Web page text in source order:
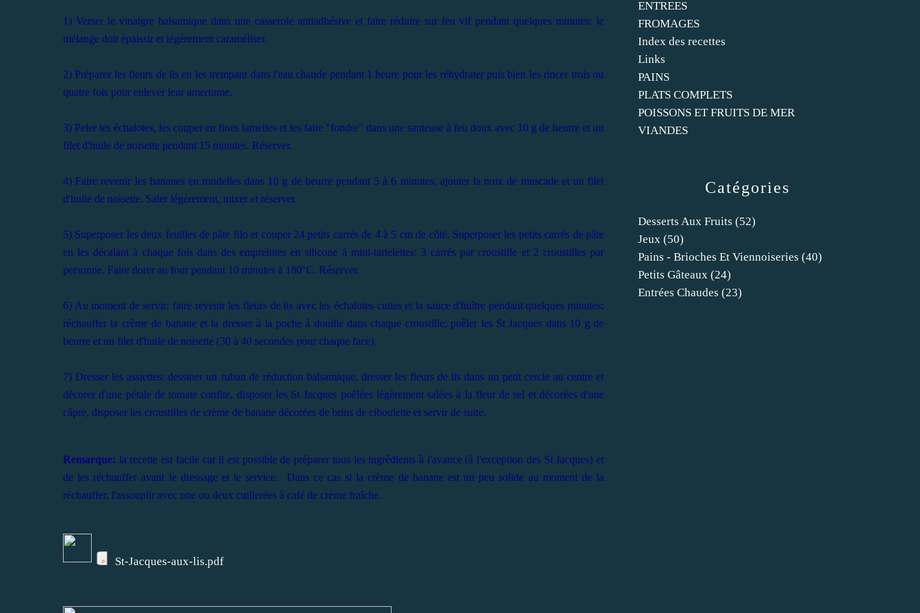
1) Verser le vinaigre balsamique dans une casserole antiadhésive et faire réduire sur feu vif pendant quelques minutes: le
mélange doit épaissir et légèrement caraméliser.
2) Préparer les fleurs de lis en les trempant dans l'eau chaude pendant 1 heure pour les réhydrater puis bien les rincer trois ou
quatre fois pour enlever leur amertume.
3) Peler les échalotes, les couper en fines lamelles et les faire "fondre" dans une sauteuse à feu doux avec 10 g de beurre et un
filet d'huile de noisette pendant 15 minutes. Réserver.
4) Faire revenir les bananes en rondelles dans 10 g de beurre pendant 5 à 6 minutes, ajouter la noix de muscade et un filet
d'huile de noisette. Saler légèrement, mixer et réserver.
5) Superposer les deux feuilles de pâte filo et couper 24 petits carrés de 4 à 5 cm de côté. Superposer les petits carrés de pâte
en les décalant à chaque fois dans des empreintes en silicone à mini-tartelettes: 3 carrés par croustille et 2 croustilles par
personne. Faire dorer au four pendant 10 minutes à 180°C. Réserver.
6) Au moment de servir: faire revenir les fleurs de lis avec les échalotes cuites et la sauce d'huître pendant quelques minutes;
réchauffer la crème de banane et la dresser à la poche à douille dans chaque croustille; poêler les St Jacques dans 10 g de
beurre et un filet d'huile de noisette (30 à 40 secondes pour chaque face).
7) Dresser les assiettes: dessiner un ruban de réduction balsamique, dresser les fleurs de lis dans un petit cercle au centre et
décorer d'une pétale de tomate confite, disposer les St Jacques poêlées légèrement salées à la fleur de sel et décorées d'une
câpre, disposer les croustilles de crème de banane décorées de brins de ciboulette et servir de suite.
Remarque: la recette est facile car il est possible de préparer tous les ingrédients à l'avance (à l'exception des St Jacques) et
de les réchauffer avant le dressage et le service. Dans ce cas si la crème de banane est un peu solide au moment de la
réchauffer, l'assouplir avec une ou deux cuillerées à café de crème fraîche.
St-Jacques-aux-lis.pdf
Catégories
Desserts Aux Fruits (52)
Jeux (50)
Pains - Brioches Et Viennoiseries (40)
Petits Gâteaux (24)
Entrées Chaudes (23)
ENTREES
FROMAGES
Index des recettes
Links
PAINS
PLATS COMPLETS
POISSONS ET FRUITS DE MER
VIANDES